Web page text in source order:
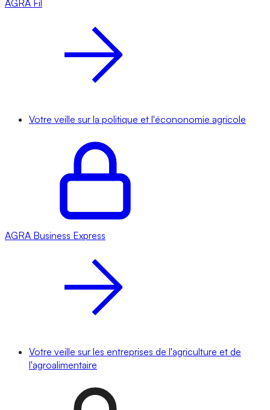
AGRA Fil
Votre veille sur la politique et l'écononomie agricole
AGRA Business Express
Votre veille sur les entreprises de l'agriculture et de
l'agroalimentaire